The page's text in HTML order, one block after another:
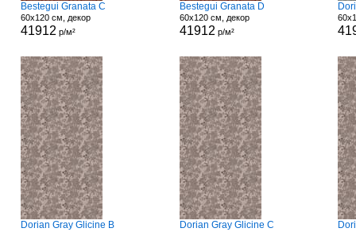
Bestegui Granata C
60x120 см, декор
41912 р/м²
Bestegui Granata D
60x120 см, декор
41912 р/м²
Dorian Gray Glicine B Dorian Gray Glicine C